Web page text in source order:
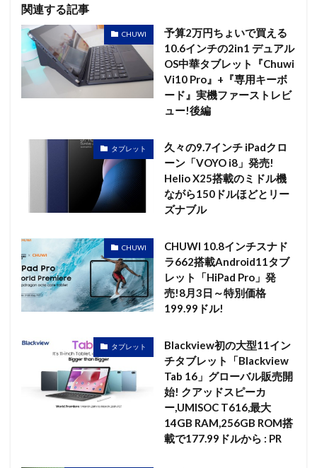
関連する記事
CHUWI
予算2万円ちょいで買える
10.6インチの2in1 デュアル
OS中華タブレット『Chuwi
Vi10 Pro』+『専用キーボ
ード』実機ファーストレビ
ュー!後編
タブレット
久々の9.7インチ iPadクロ
ーン「VOYO i8」発売!
Helio X25搭載のミドル機
ながら150ドルほどとリー
ズナブル
CHUWI
CHUWI 10.8インチスナド
ラ662搭載Android11タブ
レット「HiPad Pro」発
売!8月3日～特別価格
199.99ドル!
タブレット
Blackview初の大型11イン
チタブレット「Blackview
Tab 16」グローバル販売開
始! クアッドスピーカ
ー,UMISOC T616,最大
14GB RAM,256GB ROM搭
載で177.99ドルから : PR